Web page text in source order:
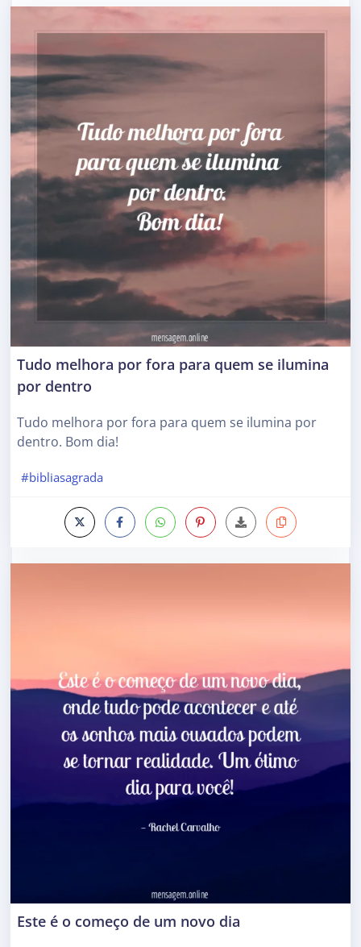
Tudo melhora por fora para quem se ilumina
por dentro
Tudo melhora por fora para quem se ilumina por
dentro. Bom dia!
#bibliasagrada
Este é o começo de um novo dia